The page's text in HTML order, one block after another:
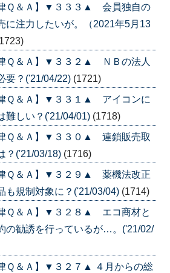
律Ｑ＆Ａ】▼３３３▲ 会員独自の
に注力したいが。（2021年5月13
律Ｑ＆Ａ】▼３３２▲ ＮＢの法人
要？('21/04/22) (1721)
律Ｑ＆Ａ】▼３３１▲ アイコンに
難しい？('21/04/01) (1718)
律Ｑ＆Ａ】▼３３０▲ 連鎖販売取
？('21/03/18) (1716)
律Ｑ＆Ａ】▼３２９▲ 薬機法改正
も規制対象に？('21/03/04) (1714)
律Ｑ＆Ａ】▼３２８▲ エコ商材と
の勧誘を行っているが…。('21/02/
Ｑ＆Ａ】▼３２７▲ ４月からの総